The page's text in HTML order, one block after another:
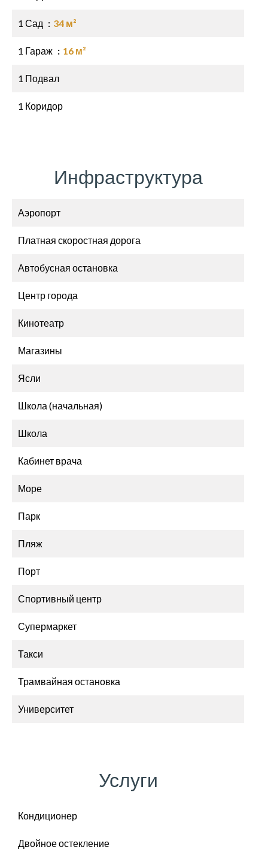
1 Сад 34 м²
1 Гараж 16 м²
1 Подвал
1 Коридор
Инфраструктура
Аэропорт
Платная скоростная дорога
Автобусная остановка
Центр города
Кинотеатр
Магазины
Ясли
Школа (начальная)
Школа
Кабинет врача
Море
Парк
Пляж
Порт
Спортивный центр
Супермаркет
Такси
Трамвайная остановка
Университет
Услуги
Кондиционер
Двойное остекление